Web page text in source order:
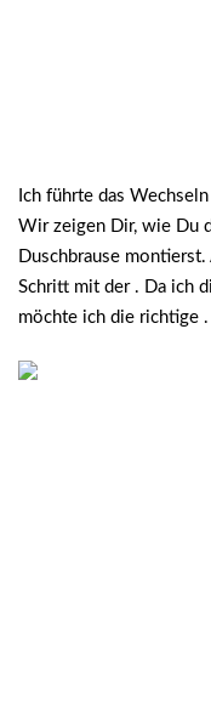
Ich führte das
Wir zeigen Dir, wie Du
Duschbrause
Schritt mit der . Da ich
möchte ich die richtige .